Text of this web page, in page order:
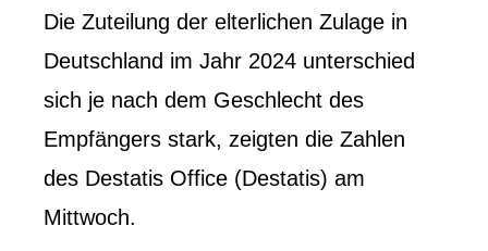
Die Zuteilung der elterlichen Zulage in
Deutschland im Jahr 2024 unterschied
sich je nach dem Geschlecht des
Empfängers stark, zeigten die Zahlen
des Destatis Office (Destatis) am
Mittwoch.